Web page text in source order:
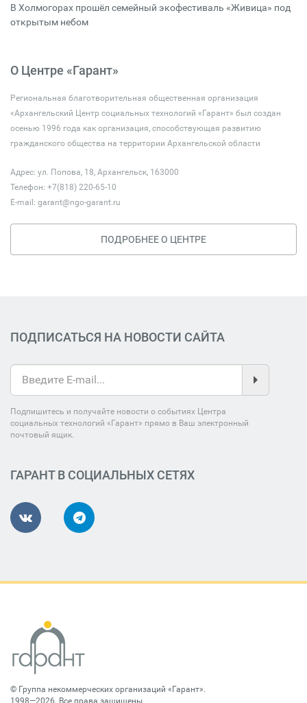
В Холмогорах прошёл семейный экофестиваль «Живица» под
открытым небом
О Центре «Гарант»
Региональная благотворительная общественная организация
«Архангельский Центр социальных технологий «Гарант» был создан
осенью 1996 года как организация, способствующая развитию
гражданского общества на территории Архангельской области
Адрес: ул. Попова, 18, Архангельск, 163000
Телефон: +7(818) 220-65-10
E-mail: garant@ngo-garant.ru
ПОДРОБНЕЕ О ЦЕНТРЕ
ПОДПИСАТЬСЯ НА НОВОСТИ САЙТА
Подпишитесь и получайте новости о событиях Центра
социальных технологий «Гарант» прямо в Ваш электронный
почтовый ящик.
ГАРАНТ В СОЦИАЛЬНЫХ СЕТЯХ
© Группа некоммерческих организаций «Гарант».
1998—2026. Все права защищены